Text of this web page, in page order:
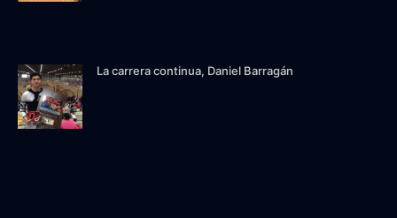
La carrera continua, Daniel Barragán